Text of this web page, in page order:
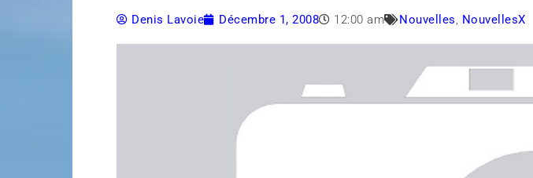
Denis Lavoie Décembre 1, 2008 12:00 am Nouvelles, NouvellesX